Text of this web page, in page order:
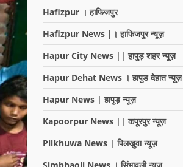
Hafizpur । हाफिजपुर
Hafizpur News |। हाफिजपुर न्यूज़
Hapur City News || हापुड़ शहर न्यूज़
Hapur Dehat News । हापुड देहात न्यूज़
Hapur News | हापुड़ न्यूज़
Kapoorpur News || कपूरपुर न्यूज़
Pilkhuwa News | पिलखुवा न्यूज़